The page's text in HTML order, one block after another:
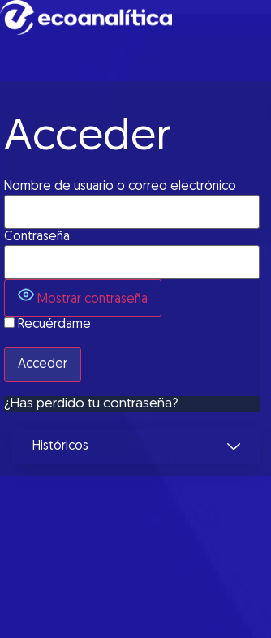
Acceder
Nombre de usuario o correo electrónico
Contraseña
Mostrar contraseña
Recuérdame
¿Has perdido tu contraseña?
Históricos